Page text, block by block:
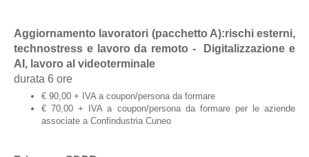
Aggiornamento lavoratori (pacchetto A):rischi esterni,
technostress e lavoro da remoto - Digitalizzazione e
AI, lavoro al videoterminale
durata 6 ore
€ 90,00 + IVA a coupon/persona da formare
€ 70,00 + IVA a coupon/persona da formare per le aziende
associate a Confindustria Cuneo